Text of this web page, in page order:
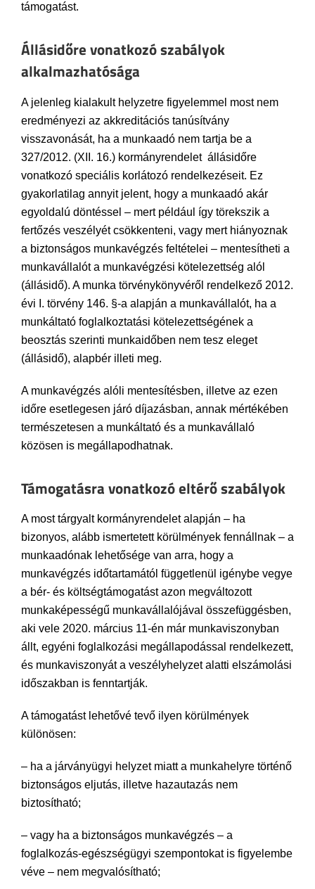
támogatást.
Állásidőre vonatkozó szabályok
alkalmazhatósága
A jelenleg kialakult helyzetre figyelemmel most nem
eredményezi az akkreditációs tanúsítvány
visszavonását, ha a munkaadó nem tartja be a
327/2012. (XII. 16.) kormányrendelet állásidőre
vonatkozó speciális korlátozó rendelkezéseit. Ez
gyakorlatilag annyit jelent, hogy a munkaadó akár
egyoldalú döntéssel – mert például így törekszik a
fertőzés veszélyét csökkenteni, vagy mert hiányoznak
a biztonságos munkavégzés feltételei – mentesítheti a
munkavállalót a munkavégzési kötelezettség alól
(állásidő). A munka törvénykönyvéről rendelkező 2012.
évi I. törvény 146. §-a alapján a munkavállalót, ha a
munkáltató foglalkoztatási kötelezettségének a
beosztás szerinti munkaidőben nem tesz eleget
(állásidő), alapbér illeti meg.
A munkavégzés alóli mentesítésben, illetve az ezen
időre esetlegesen járó díjazásban, annak mértékében
természetesen a munkáltató és a munkavállaló
közösen is megállapodhatnak.
Támogatásra vonatkozó eltérő szabályok
A most tárgyalt kormányrendelet alapján – ha
bizonyos, alább ismertetett körülmények fennállnak – a
munkaadónak lehetősége van arra, hogy a
munkavégzés időtartamától függetlenül igénybe vegye
a bér- és költségtámogatást azon megváltozott
munkaképességű munkavállalójával összefüggésben,
aki vele 2020. március 11-én már munkaviszonyban
állt, egyéni foglalkozási megállapodással rendelkezett,
és munkaviszonyát a veszélyhelyzet alatti elszámolási
időszakban is fenntartják.
A támogatást lehetővé tevő ilyen körülmények
különösen:
– ha a járványügyi helyzet miatt a munkahelyre történő
biztonságos eljutás, illetve hazautazás nem
biztosítható;
– vagy ha a biztonságos munkavégzés – a
foglalkozás-egészségügyi szempontokat is figyelembe
véve – nem megvalósítható;